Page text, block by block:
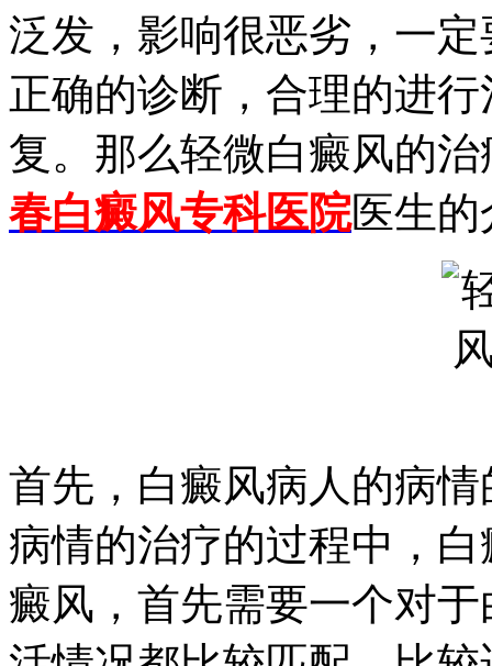
泛发，影响很恶劣，一
正确的诊断，合理的进
复。那么轻微白癜风的
春白癜风专科医院医生的
首先，白癜风病人的病
病情的治疗的过程中，
癜风，首先需要一个对